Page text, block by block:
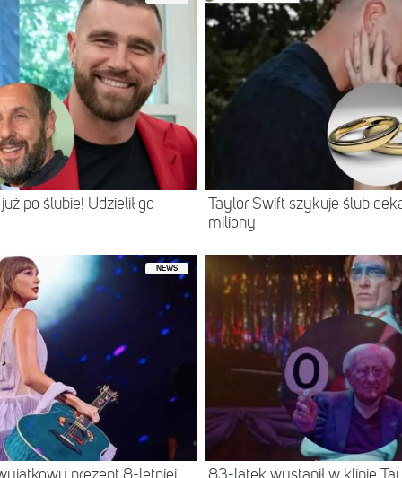
po ślubie! Udzielił go
Taylor Swift szykuje ślub
miliony
NEWS